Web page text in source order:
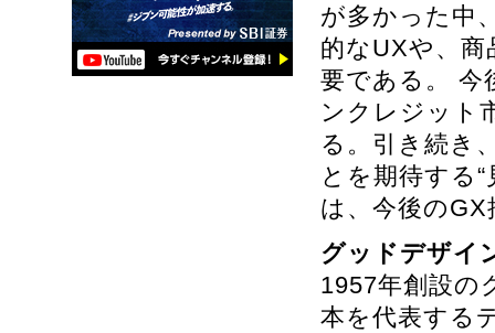
が多かった中
的なUXや、
要である。 今
ンクレジット
る。引き続き
とを期待する
は、今後の
グッドデザイ
1957年創設の
本を代表する